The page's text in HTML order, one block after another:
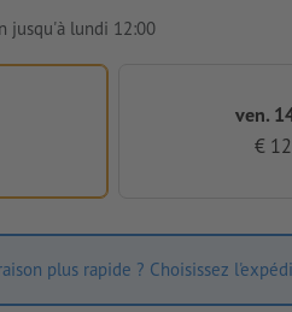
jusqu'à lundi 12:00
ven.
€
plus rapide ? Choisissez